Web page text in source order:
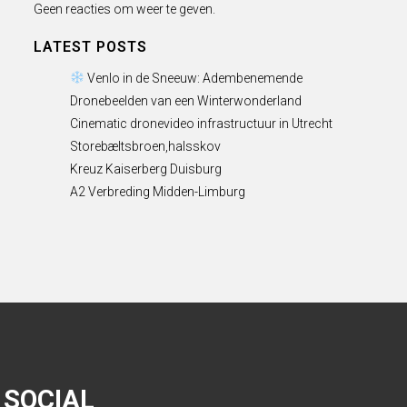
Geen reacties om weer te geven.
LATEST POSTS
Venlo in de Sneeuw: Adembenemende
Dronebeelden van een Winterwonderland
Cinematic dronevideo infrastructuur in Utrecht
Storebæltsbroen,halsskov
Kreuz Kaiserberg Duisburg
A2 Verbreding Midden-Limburg
SOCIAL